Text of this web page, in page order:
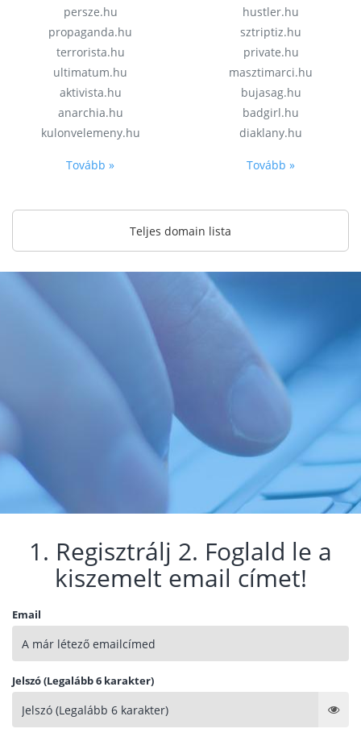
persze.hu
propaganda.hu
terrorista.hu
ultimatum.hu
aktivista.hu
anarchia.hu
kulonvelemeny.hu
Tovább »
hustler.hu
sztriptiz.hu
private.hu
masztimarci.hu
bujasag.hu
badgirl.hu
diaklany.hu
Tovább »
Teljes domain lista
1. Regisztrálj 2. Foglald le a
kiszemelt email címet!
Email
Jelszó (Legalább 6 karakter)